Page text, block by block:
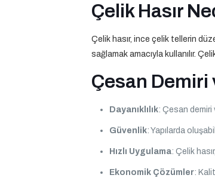
Çelik Hasır
Çelik hasır, ince çelik tellerin
sağlamak amacıyla kullanılır.
Çesan Demiri
Dayanıklılık: Çesan demiri
Güvenlik: Yapılarda
Hızlı Uygulama: Çelik
Ekonomik Çözümler: